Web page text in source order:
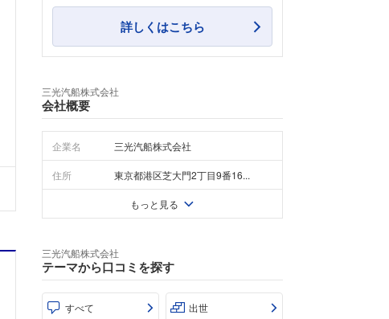
詳しくはこちら
三光汽船株式会社
会社概要
企業名 三光汽船株式会社
住所 東京都港区芝大門2丁目9番16...
もっと見る
三光汽船株式会社
テーマから口コミを探す
すべて 出世